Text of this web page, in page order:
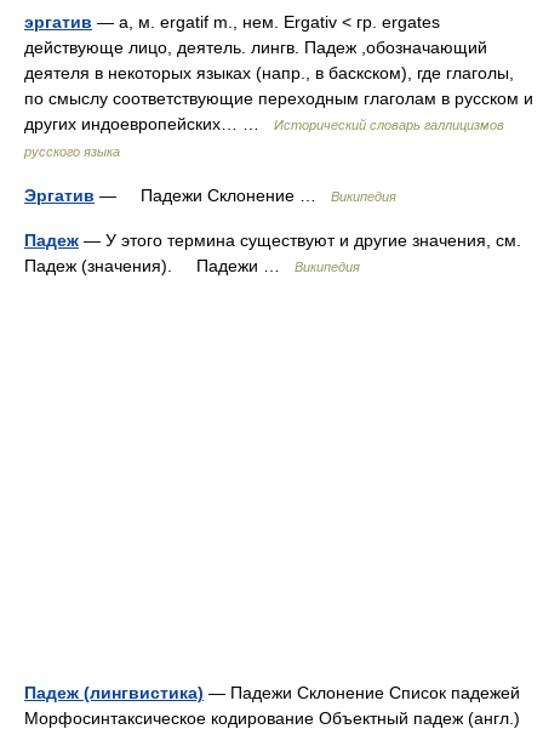
эргатив — а, м. ergatif m., нем. Ergativ < гр. ergates
действующе лицо, деятель. лингв. Падеж ,обозначающий
деятеля в некоторых языках (напр., в баскском), где глаголы,
по смыслу соответствующие переходным глаголам в русском и
других индоевропейских… …
Исторический словарь галлицизмов
русского языка
Эргатив — Падежи Склонение … Википедия
Падеж — У этого термина существуют и другие значения, см.
Падеж (значения). Падежи …
Википедия
Падеж (лингвистика) — Падежи Склонение Список падежей
Морфосинтаксическое кодирование Объектный падеж (англ.)